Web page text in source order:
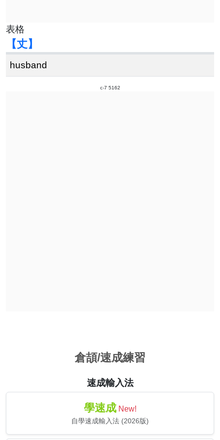
表格
【丈】
husband
c-7 5162
倉頡/速成練習
速成輸入法
學速成 New!
自學速成輸入法 (2026版)